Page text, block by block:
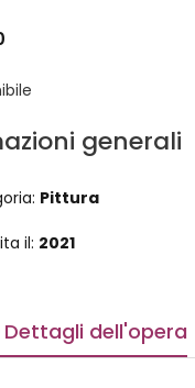
generali
Pittura
il: 2021
Dettagli dell'opera